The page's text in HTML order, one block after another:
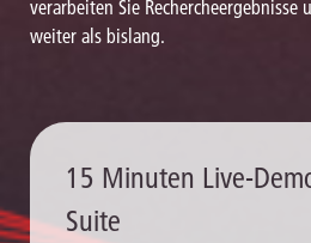
verarbeiten Sie Rechercheergebnisse
weiter als bislang.
15 Minuten Live-
Suite